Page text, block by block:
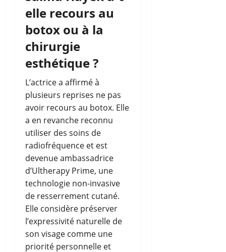
elle recours au
botox ou à la
chirurgie
esthétique ?
L’actrice a affirmé à
plusieurs reprises ne pas
avoir recours au botox. Elle
a en revanche reconnu
utiliser des soins de
radiofréquence et est
devenue ambassadrice
d’Ultherapy Prime, une
technologie non-invasive
de resserrement cutané.
Elle considère préserver
l’expressivité naturelle de
son visage comme une
priorité personnelle et